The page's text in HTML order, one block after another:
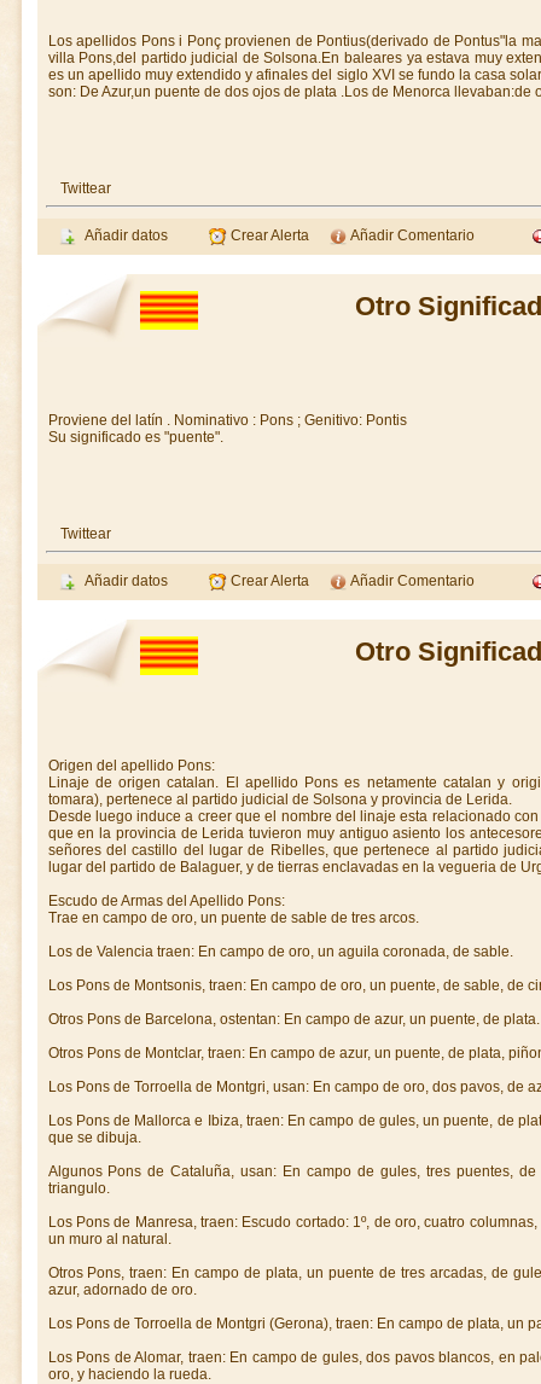
Los apellidos Pons i Ponç provienen de Pontius(derivado de Pontus"la
villa Pons,del partido judicial de Solsona.En baleares ya estava muy
es un apellido muy extendido y afinales del siglo XVI se fundo la casa
son: De Azur,un puente de dos ojos de plata .Los de Menorca
Twittear
Añadir datos Crear Alerta Añadir Comentario
Otro
Proviene del latín . Nominativo : Pons ; Genitivo: Pontis
Su significado es "puente".
Twittear
Añadir datos Crear Alerta Añadir Comentario
Otro
Origen del apellido Pons:
Linaje de origen catalan. El apellido Pons es netamente catalan y
tomara), pertenece al partido judicial de Solsona y provincia de Lerida.
Desde luego induce a creer que el nombre del linaje esta relacionado
que en la provincia de Lerida tuvieron muy antiguo asiento los
señores del castillo del lugar de Ribelles, que pertenece al partido
lugar del partido de Balaguer, y de tierras enclavadas en la vegueria de
Escudo de Armas del Apellido Pons:
Trae en campo de oro, un puente de sable de tres arcos.
Los de Valencia traen: En campo de oro, un aguila coronada, de sable.
Los Pons de Montsonis, traen: En campo de oro, un puente, de sable, de
Otros Pons de Barcelona, ostentan: En campo de azur, un puente, de plata.
Otros Pons de Montclar, traen: En campo de azur, un puente, de plata,
Los Pons de Torroella de Montgri, usan: En campo de oro, dos pavos, de
Los Pons de Mallorca e Ibiza, traen: En campo de gules, un puente, de
que se dibuja.
Algunos Pons de Cataluña, usan: En campo de gules, tres puentes,
triangulo.
Los Pons de Manresa, traen: Escudo cortado: 1º, de oro, cuatro
un muro al natural.
Otros Pons, traen: En campo de plata, un puente de tres arcadas, de
azur, adornado de oro.
Los Pons de Torroella de Montgri (Gerona), traen: En campo de plata, un
Los Pons de Alomar, traen: En campo de gules, dos pavos blancos, en
oro, y haciendo la rueda.